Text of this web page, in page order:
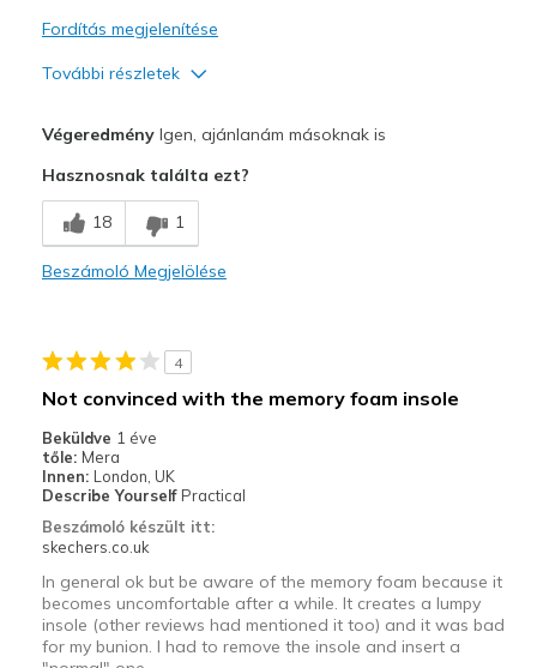
Fordítás megjelenítése
További részletek
VégeredményIgen, ajánlanám másoknak is
Hasznosnak találta ezt?
18 1
Beszámoló Megjelölése
4
Not convinced with the memory foam insole
Beküldve 1 éve
tőle: Mera
Innen: London, UK
Describe Yourself Practical
Beszámoló készült itt:
skechers.co.uk
In general ok but be aware of the memory foam because it
becomes uncomfortable after a while. It creates a lumpy
insole (other reviews had mentioned it too) and it was bad
for my bunion. I had to remove the insole and insert a